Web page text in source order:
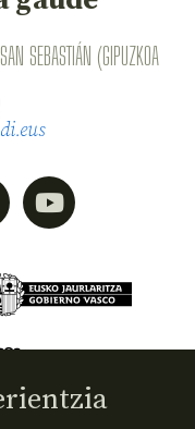
SEBASTIÁN (GIPUZKOA